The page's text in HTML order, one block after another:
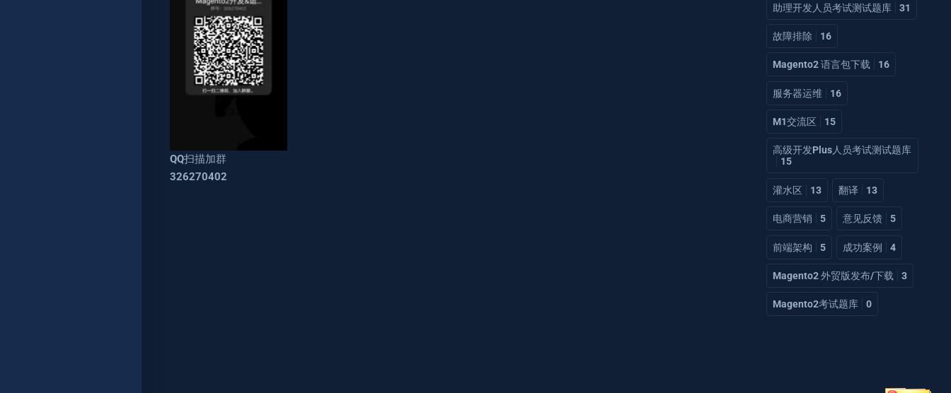
QQ扫描加群
326270402
助理开发人员考试测试题库 31
故障排除 16
Magento2 语言包下载 16
服务器运维 16
M1交流区 15
高级开发Plus人员考试测试题库
15
灌水区 13 翻译 13
电商营销 5 意见反馈 5
前端架构 5 成功案例 4
Magento2 外贸版发布/下载 3
Magento2考试题库 0